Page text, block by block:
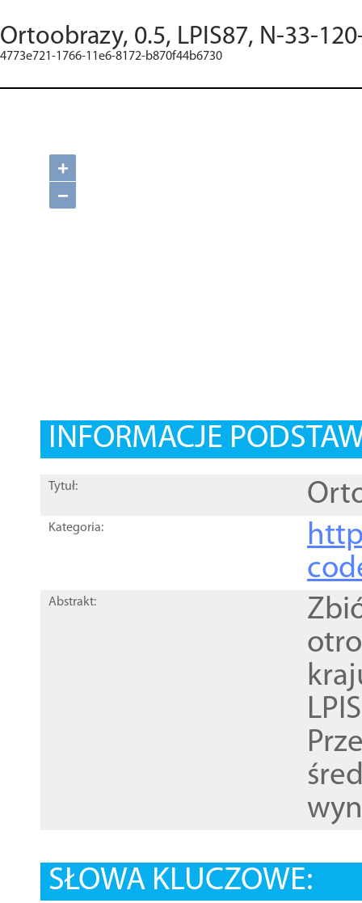
Ortoobrazy, 0.5, LPIS87, N-33-
4773e721-1766-11e6-8172-b870f44b6730
+
−
INFORMACJE
Tytuł:
Kategoria:
Abstrakt:
SŁOWA KLUCZOWE: